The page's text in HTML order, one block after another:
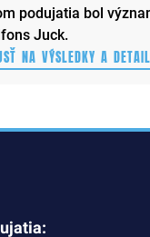
podujatia bol
Juck.
na výsledky a